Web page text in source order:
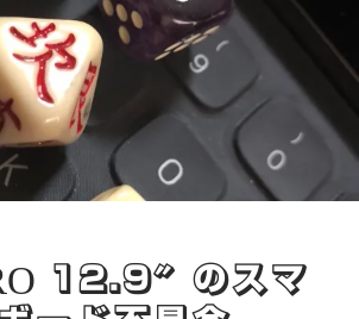
12.9″のスマ